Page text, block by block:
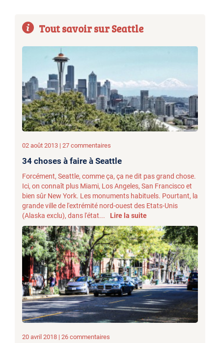
Tout savoir sur Seattle
02 août 2013 | 27 commentaires
34 choses à faire à Seattle
Forcément, Seattle, comme ça, ça ne dit pas grand chose.
Ici, on connaît plus Miami, Los Angeles, San Francisco et
bien sûr New York. Les monuments habituels. Pourtant, la
grande ville de l'extrémité nord-ouest des Etats-Unis
(Alaska exclu), dans l'état...
Lire la suite
20 avril 2018 | 26 commentaires